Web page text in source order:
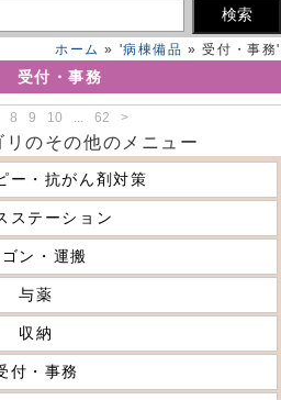
ホーム » '病棟備品 » 受付・事務'
受付・事務
8 9 10 ... 62 >
のその他のメニュー
ー・抗がん剤対策
ステーション
ン・運搬
与薬
収納
付・事務